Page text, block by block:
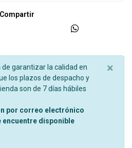
Compartir
de garantizar la calidad en
los plazos de despacho y
son de 7 días hábiles
por correo electrónico
encuentre disponible
×